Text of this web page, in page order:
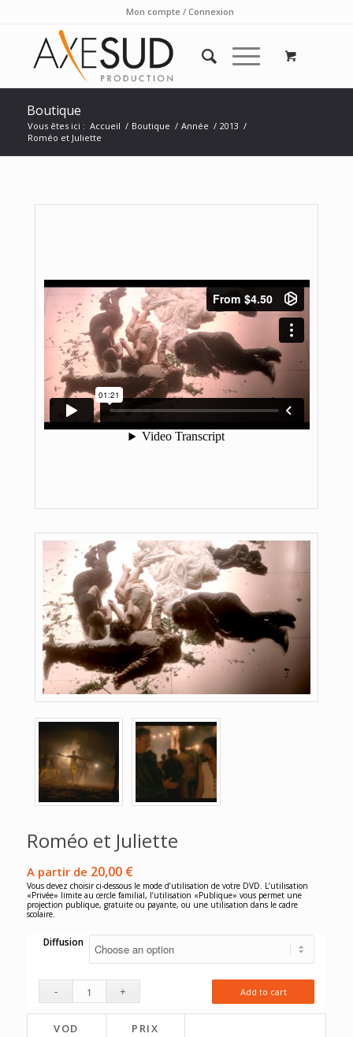
Mon compte / Connexion
Boutique
Vous êtes ici : Accueil / Boutique / Année / 2013 /
Roméo et Juliette
Roméo et Juliette
A partir de 20,00 €
Vous devez choisir ci-dessous le mode d’utilisation de votre DVD. L’utilisation
«Privée» limite au cercle familial, l’utilisation «Publique» vous permet une
projection publique, gratuite ou payante, ou une utilisation dans le cadre
scolaire.
Diffusion
Add to cart
VOD PRIX